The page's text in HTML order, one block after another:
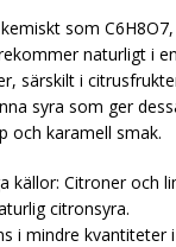
som
naturligt i
särskilt i
syra som ger
och karamell smak.
källor: Citroner och
citronsyra.
i mindre kvantiteter